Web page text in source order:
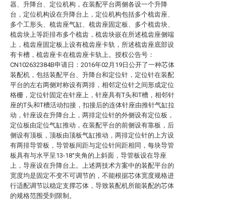
器、升降台、定位机构，在装配平台两侧各设一个升降
台，定位机构设在升降台上，定位机构包括多个梳齿座、
多个工形头、梳齿座气缸、梳齿座固定板、多个梳齿块、
梳齿块上等距排布多个梳齿，梳齿块嵌在所述梳齿座侧端
上，梳齿座固定板上设有梳齿座卡轨，所述梳齿座底部设
有卡槽，梳齿座卡在梳齿座卡轨上。授权公告号：
CN102632384B申请日：2016年02月19日公开了一种芯体
装配机，包括装配平台、升降台和定位针，定位针在装配
平台的左右两侧对称设有两排，相邻定位针之间形成定位
格栅，定位针固定在针座上，针座具有T头和T槽，相邻针
座的T头和T槽活动扣接，扣接后的连体针座由推针气缸拉
动，针座设在升降台上，两排定位针的外侧设有定位板，
定位板由定位气缸推动，在装配平台的前侧设有靠板，后
侧设有顶板，顶板由顶板气缸推动，两排定位针的上方设
有两排导管板，导管板间距与定位针间距相同，每块导管
板具有与水平呈13-18°夹角的上斜面，导管板设在导座
上，导座设在升降台上。上述两技术方案中的装配平台的
宽度均是固定不变不可调节的，不能根据芯体宽度规格进
行适配调节以稳定支撑芯体，导致装配机所能装配的芯体
的规格范围受到限制。